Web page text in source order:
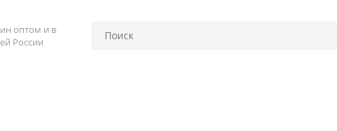
оптом и в
России